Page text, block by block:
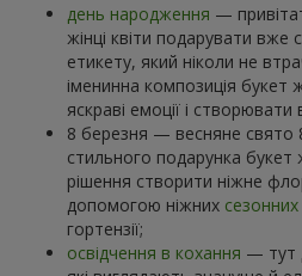
день народження —
жінці квіти подарувати
етикету, який ніколи не
іменинна композиція букет
яскраві емоції і створювати
8 березня — весняне
стильного подарунка букет
рішення створити ніжне
допомогою ніжних сезонних
гортензії;
освідчення в кохання — тут